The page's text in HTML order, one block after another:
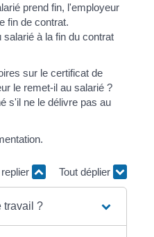
prend fin, l'employeur
fin de contrat.
à la fin du contrat
sur le certificat de
le remet-il au salarié ?
s'il ne le délivre pas au
Tout déplier
travail ?